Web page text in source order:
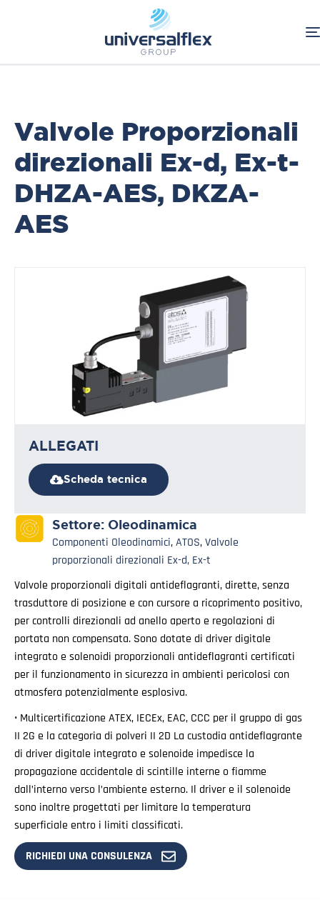
Componenti Oleodinamici
Valvole proporzionali direzionali Ex-d, Ex-t
Valvole Proporzionali
direzionali Ex-d, Ex-t-
DHZA-AES, DKZA-
AES
ALLEGATI
Scheda tecnica
Settore: Oleodinamica
Componenti Oleodinamici,ATOS,Valvole
proporzionali direzionali Ex-d, Ex-t
Valvole proporzionali digitali antideflagranti, dirette, senza
trasduttore di posizione e con cursore a ricoprimento positivo,
per controlli direzionali ad anello aperto e regolazioni di
portata non compensata. Sono dotate di driver digitale
integrato e solenoidi proporzionali antideflagranti certificati
per il funzionamento in sicurezza in ambienti pericolosi con
atmosfera potenzialmente esplosiva.
• Multicertificazione ATEX, IECEx, EAC, CCC per il gruppo di gas
II 2G e la categoria di polveri II 2D La custodia antideflagrante
di driver digitale integrato e solenoide impedisce la
propagazione accidentale di scintille interne o fiamme
dall’interno verso l’ambiente esterno. Il driver e il solenoide
sono inoltre progettati per limitare la temperatura
superficiale entro i limiti classificati.
RICHIEDI UNA CONSULENZA